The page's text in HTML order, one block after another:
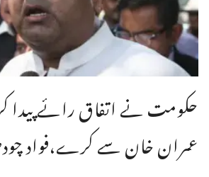
حکومت نے اتفاق رائے پیدا
عمران خان سے کرے،فواد